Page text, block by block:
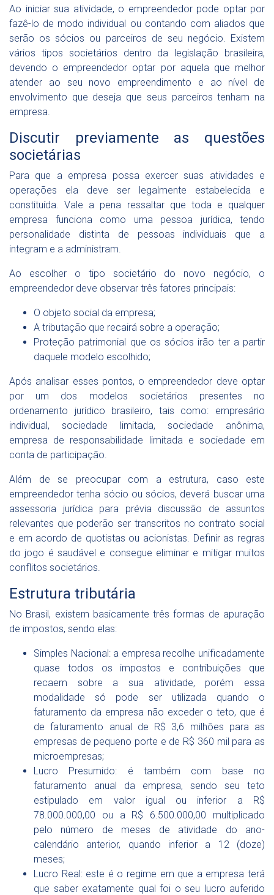
Ao iniciar sua atividade, o empreendedor pode optar por
fazê-lo de modo individual ou contando com aliados que
serão os sócios ou parceiros de seu negócio. Existem
vários tipos societários dentro da legislação brasileira,
devendo o empreendedor optar por aquela que melhor
atender ao seu novo empreendimento e ao nível de
envolvimento que deseja que seus parceiros tenham na
empresa.
Discutir previamente as questões
societárias
Para que a empresa possa exercer suas atividades e
operações ela deve ser legalmente estabelecida e
constituída. Vale a pena ressaltar que toda e qualquer
empresa funciona como uma pessoa jurídica, tendo
personalidade distinta de pessoas individuais que a
integram e a administram.
Ao escolher o tipo societário do novo negócio, o
empreendedor deve observar três fatores principais:
O objeto social da empresa;
A tributação que recairá sobre a operação;
Proteção patrimonial que os sócios irão ter a partir
daquele modelo escolhido;
Após analisar esses pontos, o empreendedor deve optar
por um dos modelos societários presentes no
ordenamento jurídico brasileiro, tais como: empresário
individual, sociedade limitada, sociedade anônima,
empresa de responsabilidade limitada e sociedade em
conta de participação.
Além de se preocupar com a estrutura, caso este
empreendedor tenha sócio ou sócios, deverá buscar uma
assessoria jurídica para prévia discussão de assuntos
relevantes que poderão ser transcritos no contrato social
e em acordo de quotistas ou acionistas. Definir as regras
do jogo é saudável e consegue eliminar e mitigar muitos
conflitos societários.
Estrutura tributária
No Brasil, existem basicamente três formas de apuração
de impostos, sendo elas:
Simples Nacional: a empresa recolhe unificadamente
quase todos os impostos e contribuições que
recaem sobre a sua atividade, porém essa
modalidade só pode ser utilizada quando o
faturamento da empresa não exceder o teto, que é
de faturamento anual de R$ 3,6 milhões para as
empresas de pequeno porte e de R$ 360 mil para as
microempresas;
Lucro Presumido: é também com base no
faturamento anual da empresa, sendo seu teto
estipulado em valor igual ou inferior a R$
78.000.000,00 ou a R$ 6.500.000,00 multiplicado
pelo número de meses de atividade do ano-
calendário anterior, quando inferior a 12 (doze)
meses;
Lucro Real: este é o regime em que a empresa terá
que saber exatamente qual foi o seu lucro auferido